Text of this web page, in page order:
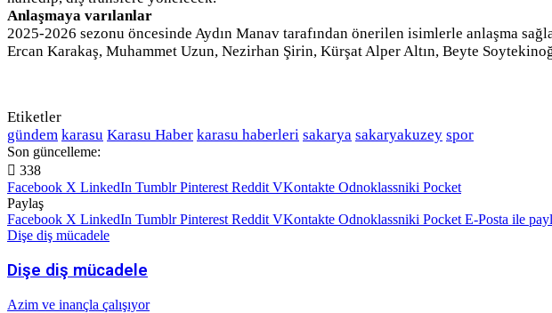
Anlaşmaya varılanlar
2025-2026 sezonu öncesinde Aydın Manav tarafından önerilen isimlerle anlaşma
Ercan Karakaş, Muhammet Uzun, Nezirhan Şirin, Kürşat Alper Altın, Beyte
Etiketler
gündem karasu Karasu Haber karasu haberleri sakarya sakaryakuzey spor
Son güncelleme:
338
Facebook X LinkedIn Tumblr Pinterest Reddit VKontakte Odnoklassniki Pocket
Paylaş
Facebook X LinkedIn Tumblr Pinterest Reddit VKontakte Odnoklassniki Pocket E-Posta ile
Dişe diş mücadele
Dişe diş mücadele
Azim ve inançla çalışıyor